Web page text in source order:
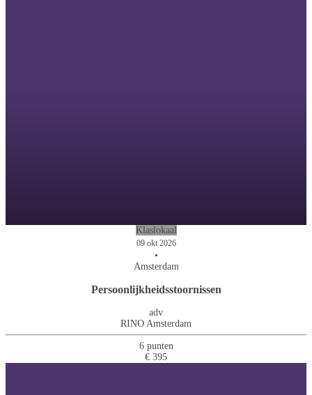
Klaslokaal
09 okt 2026
•
Amsterdam
Persoonlijkheidsstoornissen
adv
RINO Amsterdam
6 punten
€ 395